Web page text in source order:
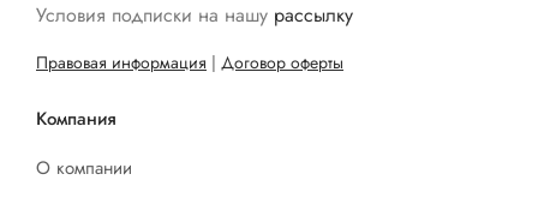
Условия подписки на нашу рассылку
Правовая информация | Договор оферты
Компания
О компании